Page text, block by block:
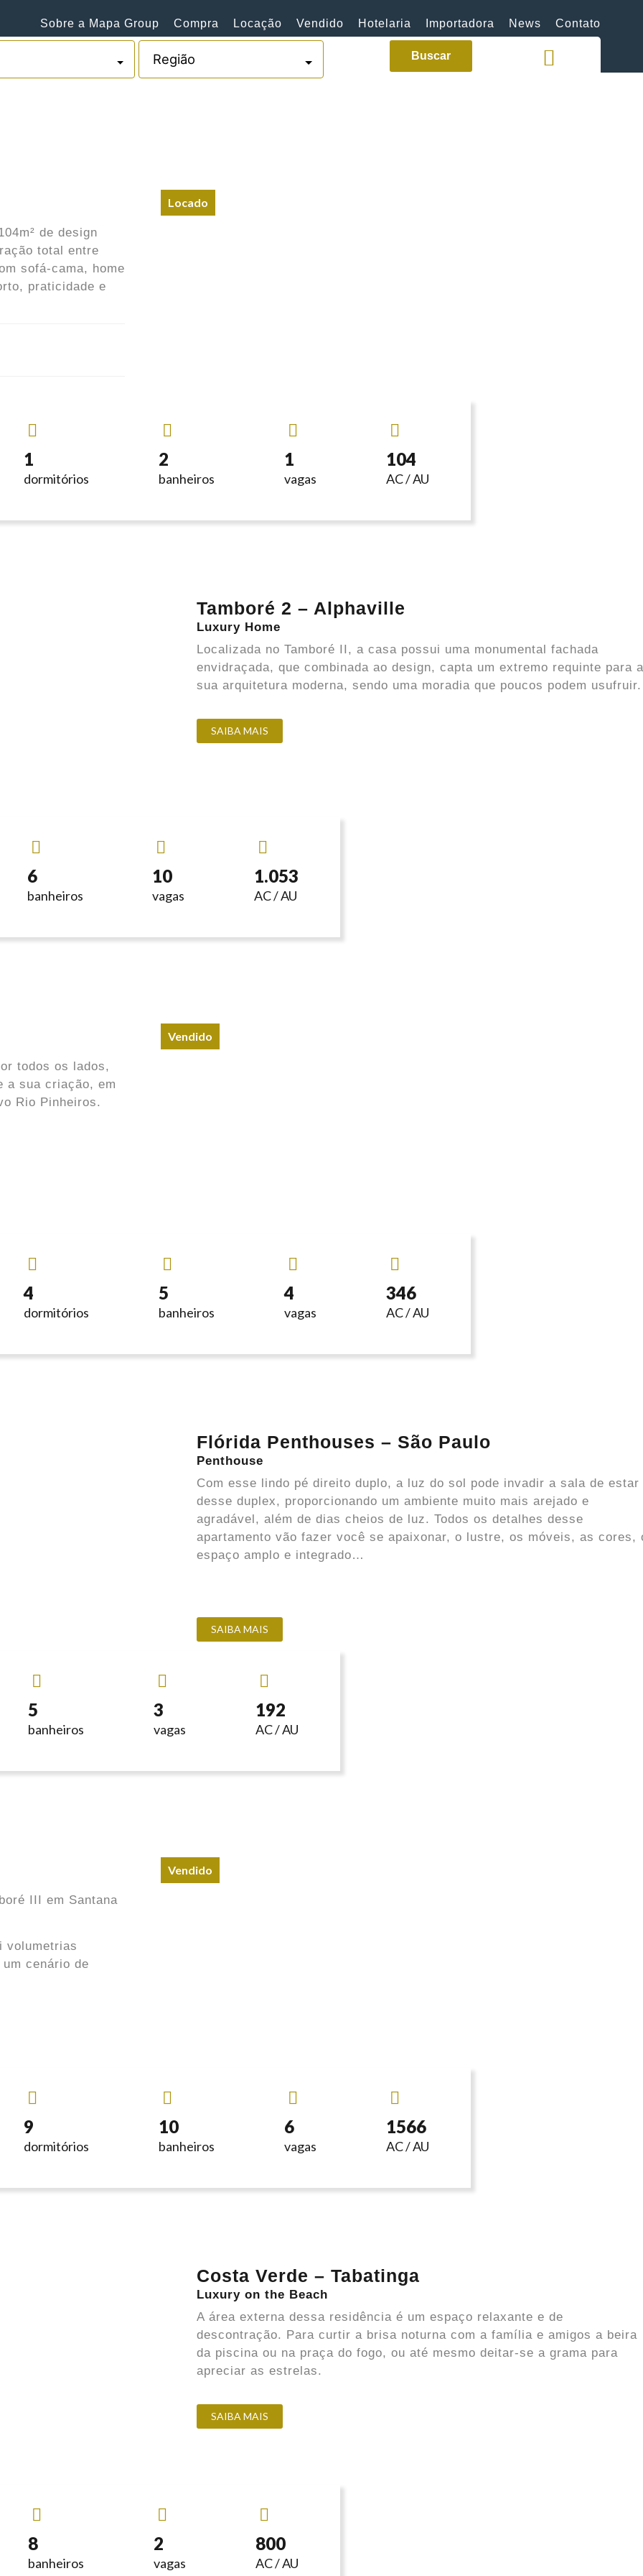
Sobre a Mapa Group Compra Locação Vendido Hotelaria Importadora News Contato
Buscar
Locado
1
dormitórios
2
banheiros
1
vagas
104
AC / AU
de design
total entre
sofá-cama, home
praticidade e
6
banheiros
10
vagas
1.053
AC / AU
Tamboré 2 – Alphaville
Luxury Home
Localizada no Tamboré II, a casa possui uma monumental fachada
envidraçada, que combinada ao design, capta um extremo requinte para a
sua arquitetura moderna, sendo uma moradia que poucos podem usufruir.
SAIBA MAIS
Vendido
4
dormitórios
5
banheiros
4
vagas
346
AC / AU
todos os lados,
a sua criação, em
Rio Pinheiros.
5
banheiros
3
vagas
192
AC / AU
Flórida Penthouses – São Paulo
Penthouse
Com esse lindo pé direito duplo, a luz do sol pode invadir a sala de estar
desse duplex, proporcionando um ambiente muito mais arejado e
agradável, além de dias cheios de luz. Todos os detalhes desse
apartamento vão fazer você se apaixonar, o lustre, os móveis, as cores,
espaço amplo e integrado…
SAIBA MAIS
Vendido
9
dormitórios
10
banheiros
6
vagas
1566
AC / AU
III em Santana
volumetrias
cenário de
8
banheiros
2
vagas
800
AC / AU
Costa Verde – Tabatinga
Luxury on the Beach
A área externa dessa residência é um espaço relaxante e de
descontração. Para curtir a brisa noturna com a família e amigos a beira
da piscina ou na praça do fogo, ou até mesmo deitar-se a grama para
apreciar as estrelas.
SAIBA MAIS